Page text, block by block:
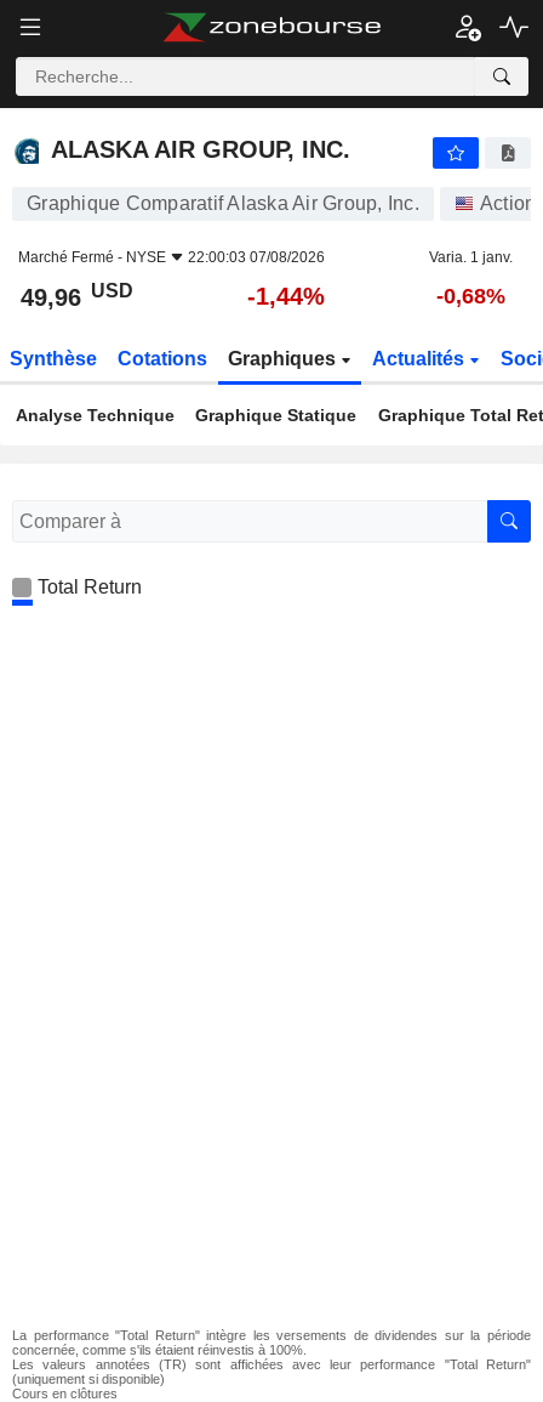
ALASKA AIR GROUP, INC.
ALASKA AIR GROUP, INC.
Graphique Comparatif Alaska Air Group, Inc.
Marché Fermé - NYSE 22:00:03 07/08/2026 Varia. 1 janv.
49,96 USD -1,44% -0,68%
Synthèse Cotations Graphiques Actualités
Analyse Technique Graphique Statique Graphique Total
Total Return
La performance "Total Return" intègre les versements de dividendes sur la période
concernée, comme s'ils étaient réinvestis à 100%.
Les valeurs annotées (TR) sont affichées avec leur performance "Total Return"
(uniquement si disponible)
Cours en clôtures